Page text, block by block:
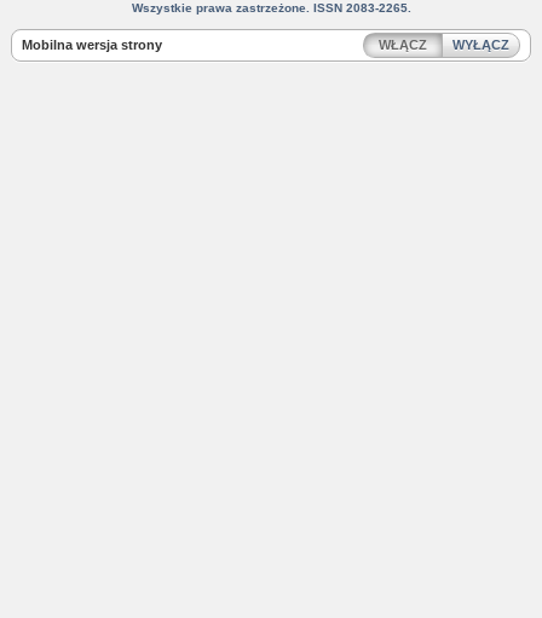
Wszystkie prawa zastrzeżone. ISSN 2083-2265.
Mobilna wersja strony WŁĄCZ WYŁĄCZ